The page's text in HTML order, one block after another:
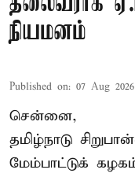
நியமனம்
Published on: 07 Aug
சென்னை,
தமிழ்நாடு
மேம்பாட்டுக்